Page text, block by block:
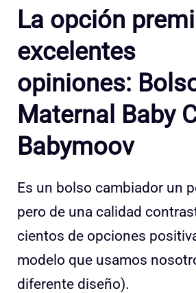
La opción
excelentes
opiniones:
Maternal Baby
Babymoov
Es un bolso cambiador un
pero de una calidad
cientos de opciones
modelo que usamos
diferente diseño).